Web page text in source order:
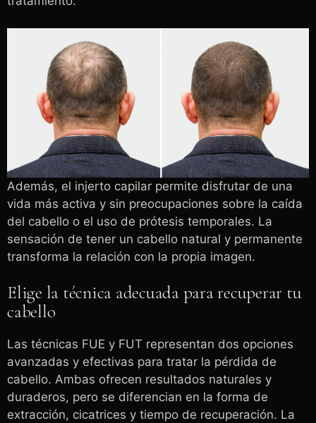
Además, el injerto capilar permite disfrutar de una
vida más activa y sin preocupaciones sobre la caída
del cabello o el uso de prótesis temporales. La
sensación de tener un cabello natural y permanente
transforma la relación con la propia imagen.
Elige la técnica adecuada para recuperar tu
cabello
Las técnicas FUE y FUT representan dos opciones
avanzadas y efectivas para tratar la pérdida de
cabello. Ambas ofrecen resultados naturales y
duraderos, pero se diferencian en la forma de
extracción, cicatrices y tiempo de recuperación. La